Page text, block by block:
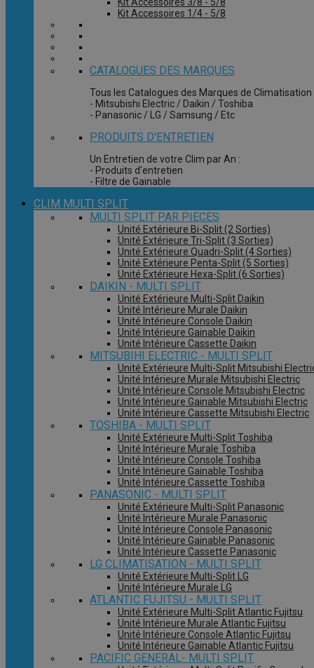
Kit Accessoires 1/4 - 5/8
CATALOGUES DES MARQUES
Tous les Catalogues des Marques de Climatisation
- Mitsubishi Electric / Daikin / Toshiba
- Panasonic / LG / Samsung / Etc
PRODUITS D'ENTRETIEN
Un Entretien de votre Clim par An :
- Produits d'entretien
- Filtre de Gainable
CLIM MULTI SPLIT
MULTI SPLIT PAR PIECES
Unité Extérieure Bi-Split (2 Sorties)
Unité Extérieure Tri-Split (3 Sorties)
Unité Extérieure Quadri-Split (4 Sorties)
Unité Extérieure Penta-Split (5 Sorties)
Unité Extérieure Hexa-Split (6 Sorties)
DAIKIN - MULTI SPLIT
Unité Extérieure Multi-Split Daikin
Unité Intérieure Murale Daikin
Unité Intérieure Console Daikin
Unité Intérieure Gainable Daikin
Unité Intérieure Cassette Daikin
MITSUBIHI ELECTRIC - MULTI SPLIT
Unité Extérieure Multi-Split Mitsubishi
Unité Intérieure Murale Mitsubishi Electric
Unité Intérieure Console Mitsubishi Electric
Unité Intérieure Gainable Mitsubishi Electric
Unité Intérieure Cassette Mitsubishi Electric
TOSHIBA - MULTI SPLIT
Unité Extérieure Multi-Split Toshiba
Unité Intérieure Murale Toshiba
Unité Intérieure Console Toshiba
Unité Intérieure Gainable Toshiba
Unité Intérieure Cassette Toshiba
PANASONIC - MULTI SPLIT
Unité Extérieure Multi-Split Panasonic
Unité Intérieure Murale Panasonic
Unité Intérieure Console Panasonic
Unité Intérieure Gainable Panasonic
Unité Intérieure Cassette Panasonic
LG CLIMATISATION - MULTI SPLIT
Unité Extérieure Multi-Split LG
Unité Intérieure Murale LG
ATLANTIC FUJITSU - MULTI SPLIT
Unité Extérieure Multi-Split Atlantic Fujitsu
Unité Intérieure Murale Atlantic Fujitsu
Unité Intérieure Console Atlantic Fujitsu
Unité Intérieure Gainable Atlantic Fujitsu
PACIFIC GENERAL- MULTI SPLIT